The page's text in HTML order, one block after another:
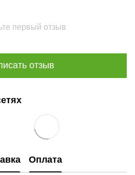
первый отзыв
отзыв
Оплата